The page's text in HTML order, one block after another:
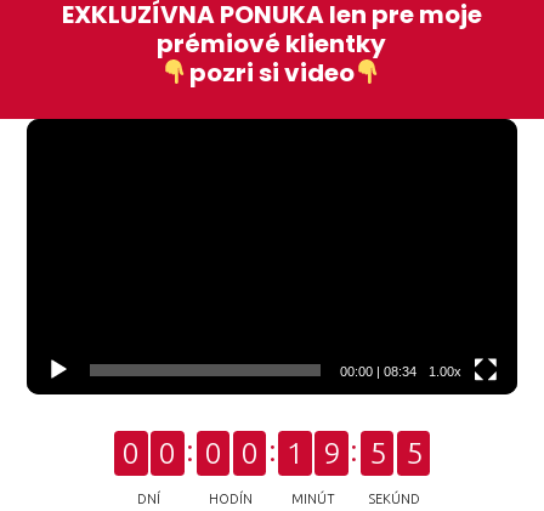
EXKLUZÍVNA PONUKA len pre moje
prémiové klientky
pozri si video
Video
00:00| 08:34 1.00x
0 0
DNÍ
0 0
HODÍN
1 9
MINÚT
5 4
SEKÚND